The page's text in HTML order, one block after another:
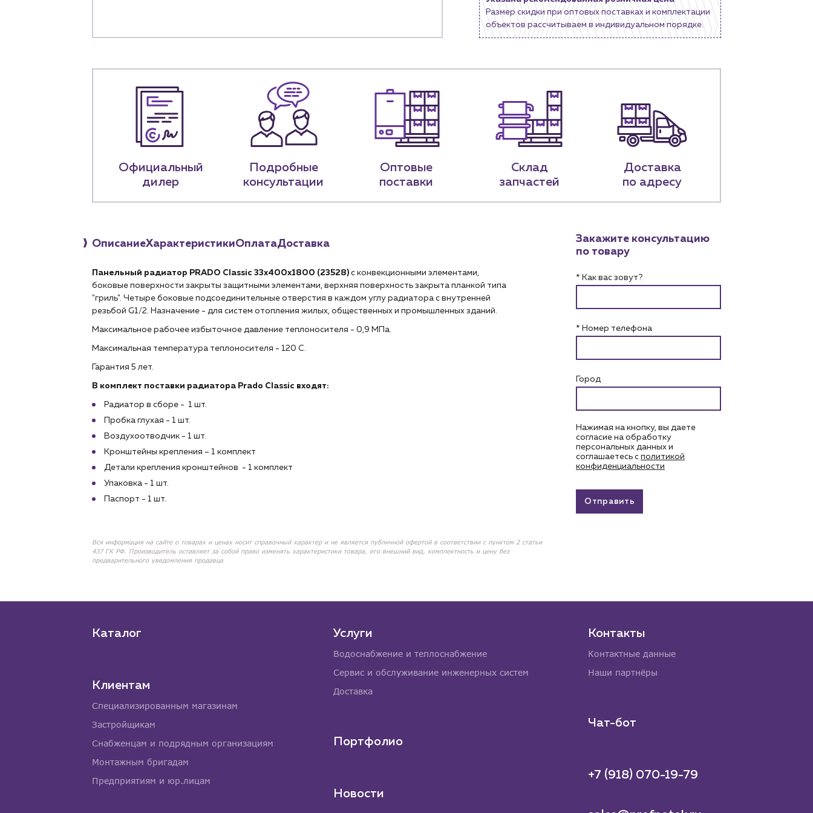
Размер скидки при оптовых поставках и комплектации
объектов рассчитываем в индивидуальном порядке.
Официальный
дилер
Подробные
консультации
Оптовые
поставки
Склад
запчастей
Доставка
по адресу
ОписаниеХарактеристикиОплатаДоставка
Панельный радиатор PRADO Classic 33х400х1800 (23528) с конвекционными элементами,
боковые поверхности закрыты защитными элементами, верхняя поверхность закрыта планкой типа
"гриль". Четыре боковые подсоединительные отверстия в каждом углу радиатора с внутренней
резьбой G1/2. Назначение - для систем отопления жилых, общественных и промышленных зданий.
Максимальное рабочее избыточное давление теплоносителя - 0,9 МПа.
Максимальная температура теплоносителя - 120 С.
Гарантия 5 лет.
В комплект поставки радиатора Prado Classic входят:
Радиатор в сборе - 1 шт.
Пробка глухая - 1 шт.
Воздухоотводчик - 1 шт.
Кронштейны крепления – 1 комплект
Детали крепления кронштейнов - 1 комплект
Упаковка - 1 шт.
Паспорт - 1 шт.
Вся информация на сайте о товарах и ценах носит справочный характер и не является публичной офертой в соответствии с пунктом 2 статьи
437 ГК РФ. Производитель оставляет за собой право изменять характеристики товара, его внешний вид, комплектность и цену без
предварительного уведомления продавца
Закажите консультацию
по товару
* Как вас зовут?
* Номер телефона
Город
Нажимая на кнопку, вы даете
согласие на обработку
персональных данных и
соглашаетесь c политикой
конфиденциальности
Отправить
Каталог
Клиентам
Специализированным магазинам
Застройщикам
Снабженцам и подрядным организациям
Монтажным бригадам
Предприятиям и юр.лицам
Услуги
Водоснабжение и теплоснабжение
Сервис и обслуживание инженерных систем
Доставка
Портфолио
Новости
Контакты
Контактные данные
Наши партнёры
Чат-бот
+7 (918) 070-19-79